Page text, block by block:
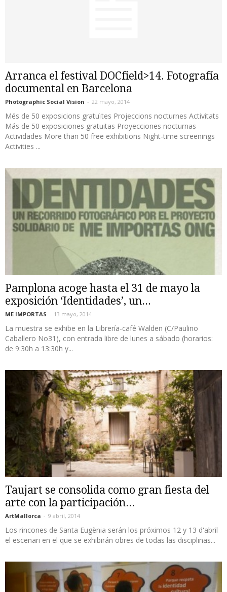
Arranca el festival DOCfield>14. Fotografía
documental en Barcelona
Photographic Social Vision - 22 mayo, 2014
Més de 50 exposicions gratuïtes Projeccions nocturnes Activitats
Más de 50 exposiciones gratuitas Proyecciones nocturnas
Actividades More than 50 free exhibitions Night-time screenings
Activities ...
Pamplona acoge hasta el 31 de mayo la
exposición ‘Identidades’, un...
ME IMPORTAS - 13 mayo, 2014
La muestra se exhibe en la Librería-café Walden (C/Paulino
Caballero No31), con entrada libre de lunes a sábado (horarios:
de 9:30h a 13:30h y...
Taujart se consolida como gran fiesta del
arte con la participación...
ArtMallorca - 9 abril, 2014
Los rincones de Santa Eugènia serán los próximos 12 y 13 d'abril
el escenari en el que se exhibirán obres de todas las disciplinas...